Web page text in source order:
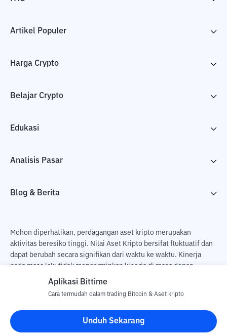
Artikel Populer
Harga Crypto
Belajar Crypto
Edukasi
Analisis Pasar
Blog & Berita
Mohon diperhatikan, perdagangan aset kripto merupakan
aktivitas beresiko tinggi. Nilai Aset Kripto bersifat fluktuatif dan
dapat berubah secara signifikan dari waktu ke waktu. Kinerja
pada masa lalu tidak mencerminkan kinerja di masa depan.
Terdapat risiko kehilangan sebagai dampak dari membeli dan
pengguna. PT Utama Aset Digital Indonesia (Bittime) tidak
bertanggung jawab atas perubahan fluktuasi dari nilai tukar Aset
Kripto.
Aplikasi Bittime
Cara termudah dalam trading Bitcoin & Aset kripto
Unduh Sekarang